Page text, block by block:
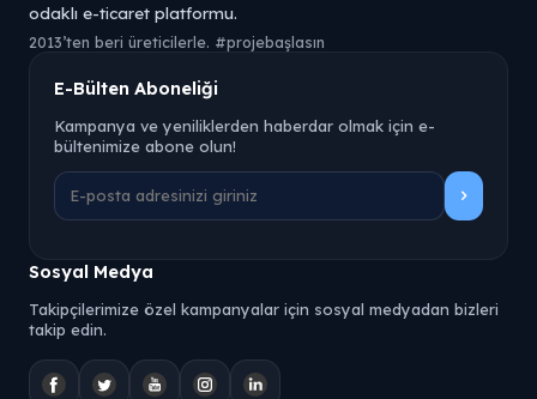
odaklı e-ticaret platformu.
2013’ten beri üreticilerle. #projebaşlasın
E-Bülten Aboneliği
Kampanya ve yeniliklerden haberdar olmak için e-
bültenimize abone olun!
Sosyal Medya
Takipçilerimize özel kampanyalar için sosyal medyadan bizleri
takip edin.